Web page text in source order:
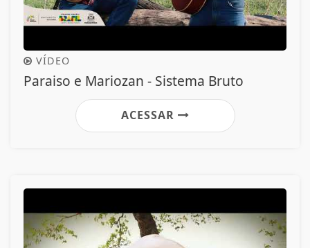
VÍDEO
Paraiso e Mariozan - Sistema Bruto
ACESSAR